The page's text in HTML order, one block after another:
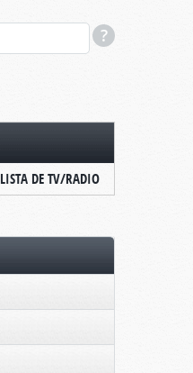
LISTA DE TV/RADIO